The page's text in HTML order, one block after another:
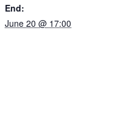
End:
June 20 @ 17:00